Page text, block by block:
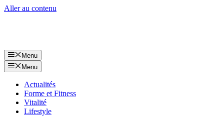
Aller au contenu
Menu
Menu
Actualités
Forme et Fitness
Vitalité
Lifestyle